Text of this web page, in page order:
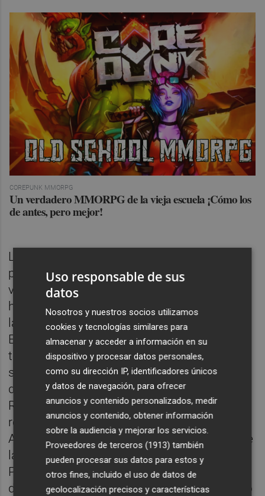
COREPUNK MMORPG
Un verdadero MMORPG de la vieja escuela ¡Cómo los
de antes, pero mejor!
Los dos primeros días, las actividades se
prolongarán de 9 a 13 h, mientras que el
viernes 5 habrá programación todo el día,
hasta las 21 h, y el sábado 6 se concentrará
la actividad por la tarde, a partir de las 17 h.
El viernes, entre las 16.30 y las 20.30 h,
tendrá lugar una colecta de donación de
sangre, a cargo del Centro de Transfusiones
de la Comunitat Valenciana, en la Colla del
Rei Barbut. A las 18 h, asimismo, habrá un
recorrido de motos con Ángeles Guardianes
APM, con parada de homenaje en la plaza de
la Vida —en la Gran Vía, junto al Hospital
Provincial— y final en la plaza de las Aulas,
donde la jornada terminará con un concierto
Uso responsable de sus
datos
Nosotros y nuestros socios utilizamos
cookies y tecnologías similares para
almacenar y acceder a información en su
dispositivo y procesar datos personales,
como su dirección IP, identificadores únicos
y datos de navegación, para ofrecer
anuncios y contenido personalizados, medir
anuncios y contenido, obtener información
sobre la audiencia y mejorar los servicios.
Proveedores de terceros (1913) también
pueden procesar sus datos para estos y
otros fines, incluido el uso de datos de
geolocalización precisos y características